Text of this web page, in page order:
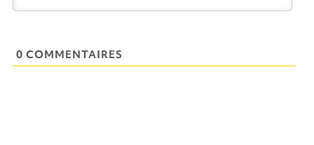
0 COMMENTAIRES